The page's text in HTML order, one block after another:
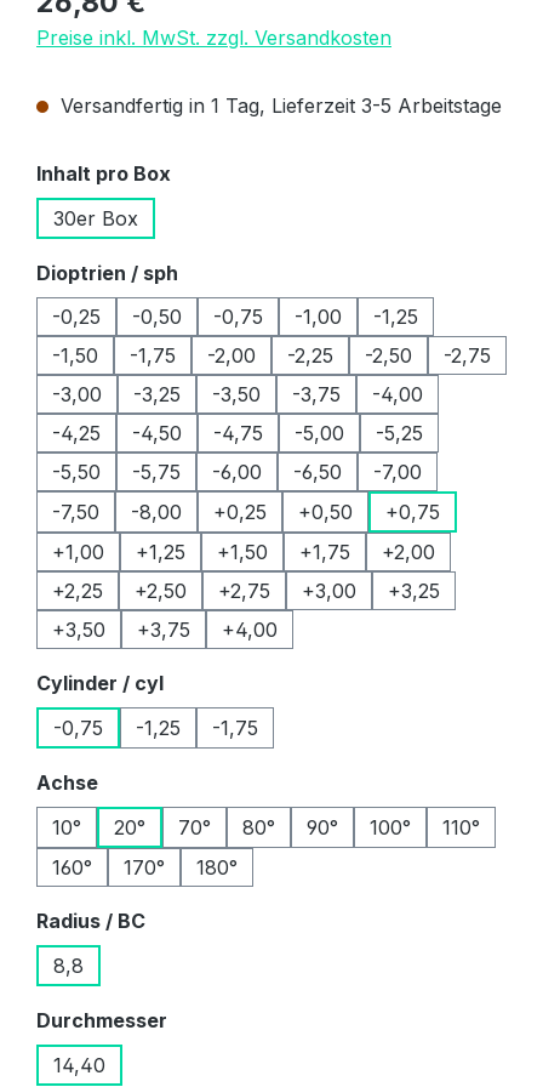
Preise inkl. MwSt. zzgl. Versandkosten
Versandfertig in 1 Tag, Lieferzeit 3-5 Arbeitstage
Inhalt pro Box
30er Box
Dioptrien / sph
-0,25
-0,50 -0,75 -1,00
-1,25
-1,50
-1,75 -2,00 -2,25 -2,50
-2,75
-3,00
-3,25 -3,50 -3,75
-4,00
-4,25
-4,50 -4,75 -5,00
-5,25
-5,50
-5,75 -6,00 -6,50
-7,00
-7,50
-8,00 +0,25 +0,50
+0,75
+1,00
+1,25 +1,50 +1,75
+2,00
+2,25
+2,50 +2,75 +3,00
+3,25
+3,50
+3,75 +4,00
Cylinder / cylauswählen
-0,75
-1,25 -1,75
Achseauswählen
10°
20° 70° 80° 90° 100°
110°
160°
170° 180°
Radius / BCauswählen
8,8
Durchmesser
14,40